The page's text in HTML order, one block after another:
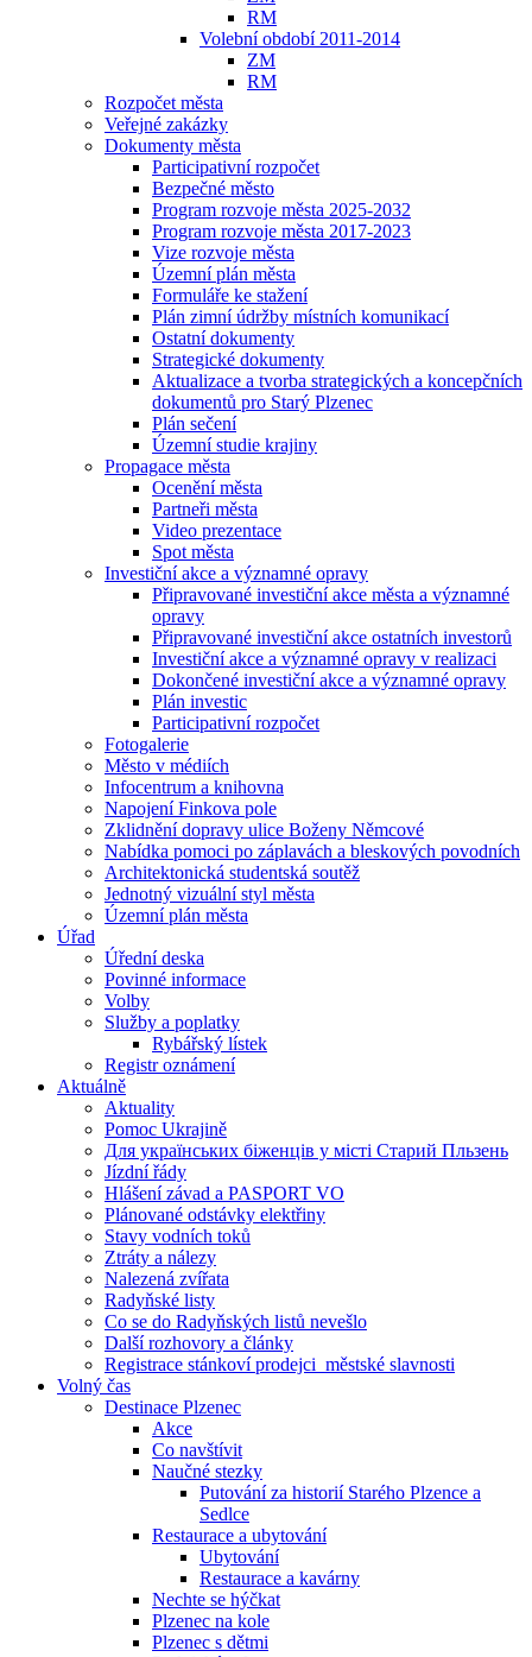
RM
Volební období 2011-2014
ZM
RM
Rozpočet města
Veřejné zakázky
Dokumenty města
Participativní rozpočet
Bezpečné město
Program rozvoje města 2025-2032
Program rozvoje města 2017-2023
Vize rozvoje města
Územní plán města
Formuláře ke stažení
Plán zimní údržby místních komunikací
Ostatní dokumenty
Strategické dokumenty
Aktualizace a tvorba strategických a koncepčních
dokumentů pro Starý Plzenec
Plán sečení
Územní studie krajiny
Propagace města
Ocenění města
Partneři města
Video prezentace
Spot města
Investiční akce a významné opravy
Připravované investiční akce města a významné
opravy
Připravované investiční akce ostatních investorů
Investiční akce a významné opravy v realizaci
Dokončené investiční akce a významné opravy
Plán investic
Participativní rozpočet
Fotogalerie
Město v médiích
Infocentrum a knihovna
Napojení Finkova pole
Zklidnění dopravy ulice Boženy Němcové
Nabídka pomoci po záplavách a bleskových povodních
Architektonická studentská soutěž
Jednotný vizuální styl města
Územní plán města
Úřad
Úřední deska
Povinné informace
Volby
Služby a poplatky
Rybářský lístek
Registr oznámení
Aktuálně
Aktuality
Pomoc Ukrajině
Для українських біженців у місті Старий Пльзень
Jízdní řády
Hlášení závad a PASPORT VO
Plánované odstávky elektřiny
Stavy vodních toků
Ztráty a nálezy
Nalezená zvířata
Radyňské listy
Co se do Radyňských listů nevešlo
Další rozhovory a články
Registrace stánkoví prodejci_městské slavnosti
Volný čas
Destinace Plzenec
Akce
Co navštívit
Naučné stezky
Putování za historií Starého Plzence a
Sedlce
Restaurace a ubytování
Ubytování
Restaurace a kavárny
Nechte se hýčkat
Plzenec na kole
Plzenec s dětmi